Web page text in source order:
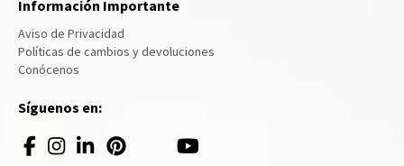
Información Importante
Aviso de Privacidad
Políticas de cambios y devoluciones
Conócenos
Síguenos en: